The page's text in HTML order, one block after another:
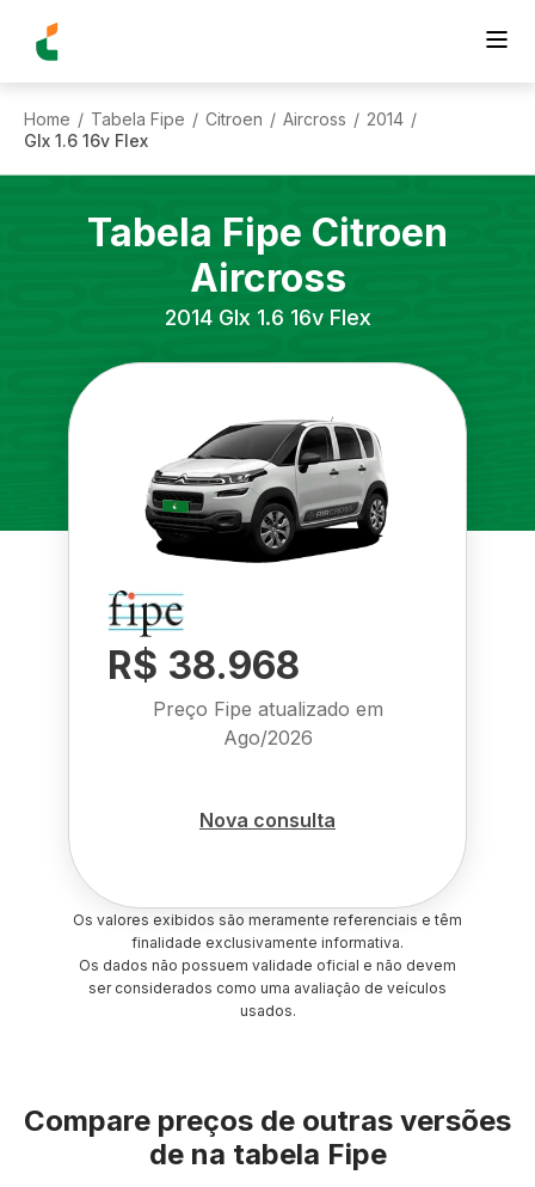
Home / Tabela Fipe / Citroen / Aircross / 2014 /
Glx 1.6 16v Flex
Tabela Fipe Citroen
Aircross
2014 Glx 1.6 16v Flex
R$ 38.968
Preço Fipe atualizado em
Ago/2026
Nova consulta
Os valores exibidos são meramente referenciais e têm
finalidade exclusivamente informativa.
Os dados não possuem validade oficial e não devem
ser considerados como uma avaliação de veículos
usados.
Compare preços de outras versões
de na tabela Fipe